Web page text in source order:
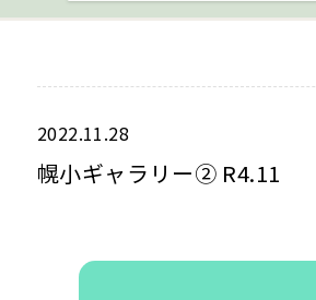
2022.11.28
幌小ギャラリー② R4.11